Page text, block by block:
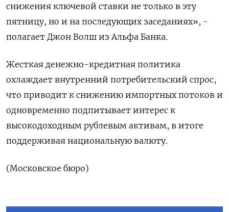
снижения ключевой ставки не только в эту
пятницу, но и на последующих заседаниях», -
полагает Джон Волш из Альфа Банка.
Жесткая денежно-кредитная ⁠политика
охлаждает внутренний потребительский спрос,
что приводит к снижению импортных потоков и
одновременно подпитывает интерес к
высокодоходным рублевым активам, в итоге
поддерживая национальную валюту.
(Московское бюро)